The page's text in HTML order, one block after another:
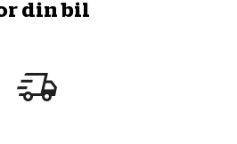
din bil